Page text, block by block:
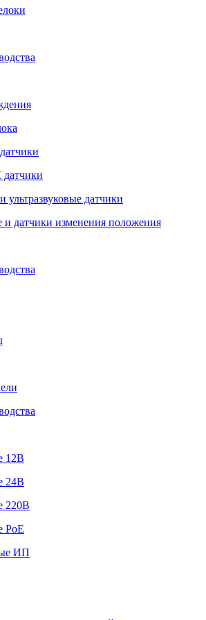
ультразвуковые датчики
датчики изменения положения
12В
24В
220В
PoE
ИП